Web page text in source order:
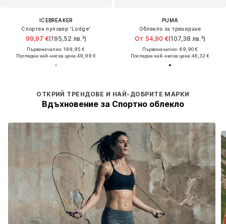
ICEBREAKER
Спортен пуловер 'Lodge'
99,97 €(195,52 лв.³)
Първоначално: 199,95 €
Последна най-ниска цена:49,99 €
PUMA
Облекло за трениране
От 54,90 €(107,38 лв.³)
Първоначално: 69,90 €
Последна най-ниска цена:46,32 €
ОТКРИЙ ТРЕНДОВЕ И НАЙ-ДОБРИТЕ МАРКИ
Вдъхновение за Спортно облекло